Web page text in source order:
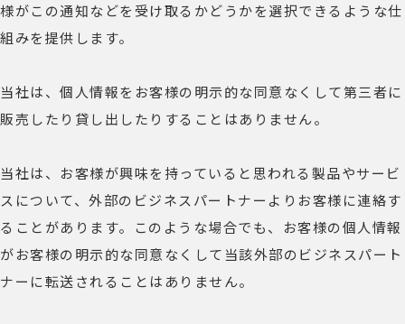
様がこの通知などを受け取るかどうかを選択できるような仕
組みを提供します。
当社は、個人情報をお客様の明示的な同意なくして第三者に
販売したり貸し出したりすることはありません。
当社は、お客様が興味を持っていると思われる製品やサービ
スについて、外部のビジネスパートナーよりお客様に連絡す
ることがあります。このような場合でも、お客様の個人情報
がお客様の明示的な同意なくして当該外部のビジネスパート
ナーに転送されることはありません。